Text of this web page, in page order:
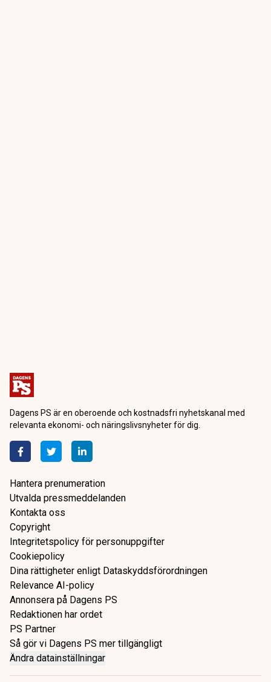
Dagens PS är en oberoende och kostnadsfri nyhetskanal med
relevanta ekonomi- och näringslivsnyheter för dig.
Hantera prenumeration
Utvalda pressmeddelanden
Kontakta oss
Copyright
Integritetspolicy för personuppgifter
Cookiepolicy
Dina rättigheter enligt Dataskyddsförordningen
Relevance AI-policy
Annonsera på Dagens PS
Redaktionen har ordet
PS Partner
Så gör vi Dagens PS mer tillgängligt
Ändra datainställningar